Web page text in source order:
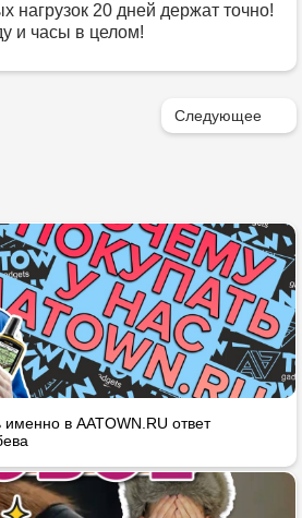
нагрузок 20 дней держат точно!
и часы в целом!
Следующее
именно в AATOWN.RU ответ